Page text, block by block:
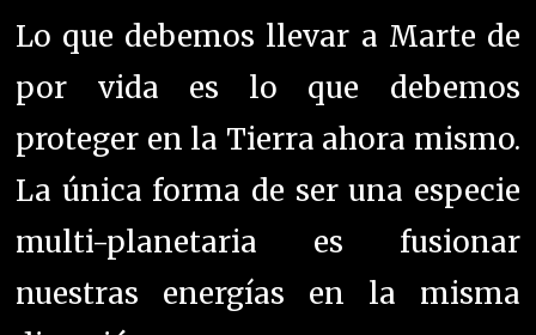
Lo que debemos llevar a Marte de
por vida es lo que debemos
proteger en la Tierra ahora mismo.
La única forma de ser una especie
multi-planetaria es fusionar
nuestras energías en la misma